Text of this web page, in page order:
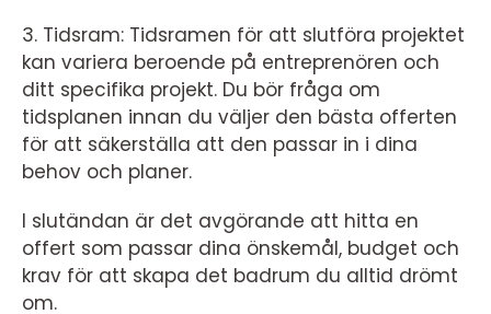
3. Tidsram: Tidsramen för att slutföra projektet
kan variera beroende på entreprenören och
ditt specifika projekt. Du bör fråga om
tidsplanen innan du väljer den bästa offerten
för att säkerställa att den passar in i dina
behov och planer.
I slutändan är det avgörande att hitta en
offert som passar dina önskemål, budget och
krav för att skapa det badrum du alltid drömt
om.